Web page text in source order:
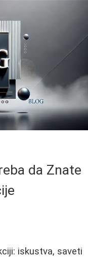
da Znate
iskustva, saveti